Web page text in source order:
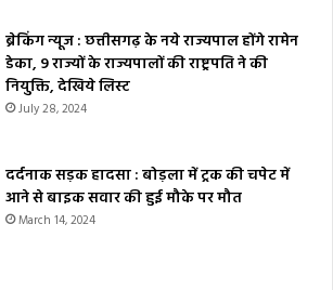
ब्रेकिंग न्यूज : छत्तीसगढ़ के नये राज्यपाल होंगे रामेन
डेका, 9 राज्यों के राज्यपालों की राष्ट्रपति ने की
नियुक्ति, देखिये लिस्ट
July 28, 2024
दर्दनाक सड़क हादसा : बोड़ला में ट्रक की चपेट में
आने से बाइक सवार की हुई मौके पर मौत
March 14, 2024